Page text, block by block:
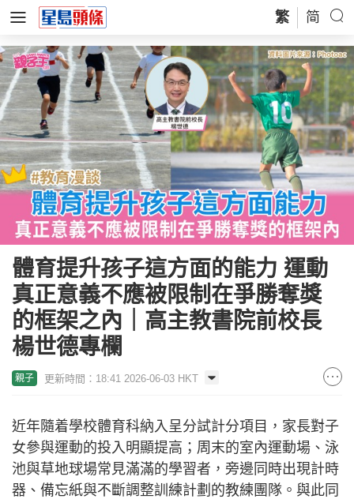
繁 简
體育提升孩子這方面的能力 運動
真正意義不應被限制在爭勝奪獎
的框架之內｜高主教書院前校長
楊世德專欄
親子 更新時間：18:41 2026-06-03 HKT
近年隨着學校體育科納入呈分試計分項目，家長對子
女參與運動的投入明顯提高；周末的室內運動場、泳
池與草地球場常見滿滿的學習者，旁邊同時出現計時
器、備忘紙與不斷調整訓練計劃的教練團隊。與此同